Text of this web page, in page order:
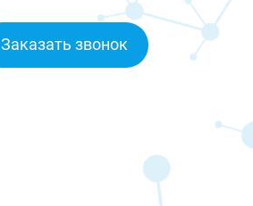
Заказать звонок